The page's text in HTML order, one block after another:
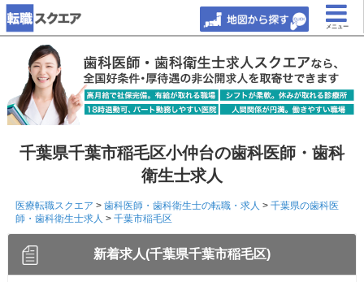
メニュー
千葉県千葉市稲毛区小仲台の歯科医師・歯科
衛生士求人
医療転職スクエア > 歯科医師・歯科衛生士の転職・求人 > 千葉県の歯科医
師・歯科衛生士求人 > 千葉市稲毛区
新着求人(千葉県千葉市稲毛区)